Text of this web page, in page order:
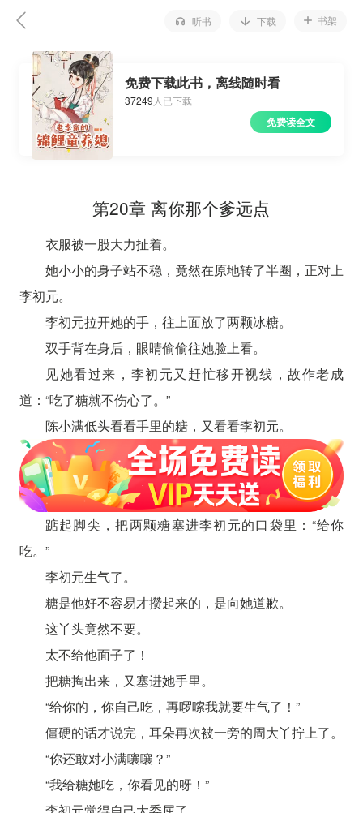
听书 下载 书架
免费下载此书，离线随时看
37249 人已下载
免费读全文
第20章 离你那个爹远点
衣服被一股大力扯着。
她小小的身子站不稳，竟然在原地转了半圈，正对上
李初元。
李初元拉开她的手，往上面放了两颗冰糖。
双手背在身后，眼睛偷偷往她脸上看。
见她看过来，李初元又赶忙移开视线，故作老成
道：“吃了糖就不伤心了。”
陈小满低头看看手里的糖，又看看李初元。
踮起脚尖，把两颗糖塞进李初元的口袋里：“给你
吃。”
李初元生气了。
糖是他好不容易才攒起来的，是向她道歉。
这丫头竟然不要。
太不给他面子了！
把糖掏出来，又塞进她手里。
“给你的，你自己吃，再啰嗦我就要生气了！”
僵硬的话才说完，耳朵再次被一旁的周大丫拧上了。
“你还敢对小满嚷嚷？”
“我给糖她吃，你看见的呀！”